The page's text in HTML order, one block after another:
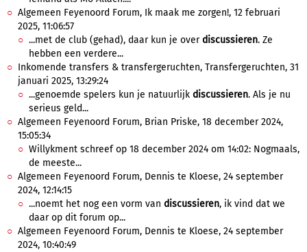
Algemeen Feyenoord Forum, Ik maak me zorgen!, 12 februari
2025, 11:06:57
...met de club (gehad), daar kun je overdiscussieren. Ze
hebben een verdere...
Inkomende transfers & transfergeruchten, Transfergeruchten, 31
januari 2025, 13:29:24
...genoemde spelers kun je natuurlijk discussieren. Als je nu
serieus geld...
Algemeen Feyenoord Forum, Brian Priske, 18 december 2024,
15:05:34
Willykment schreef op 18 december 2024 om 14:02: Nogmaals,
de meeste...
Algemeen Feyenoord Forum, Dennis te Kloese, 24 september
2024, 12:14:15
...noemt het nog een vorm van discussieren, ik vind dat we
daar op dit forum op...
Algemeen Feyenoord Forum, Dennis te Kloese, 24 september
2024, 10:40:49